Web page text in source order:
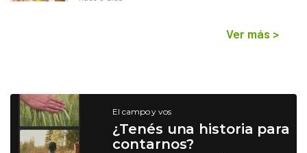
Ver más >
El campo y vos
¿Tenés una historia para
contarnos?